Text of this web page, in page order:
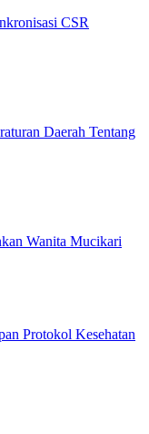
CSR
Daerah Tentang
Wanita Mucikari
Protokol Kesehatan